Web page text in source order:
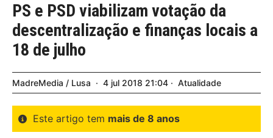
PS e PSD viabilizam votação da
descentralização e finanças locais a
18 de julho
MadreMedia / Lusa 4 jul 2018 21:04 Atualidade
Este artigo tem mais de 8 anos